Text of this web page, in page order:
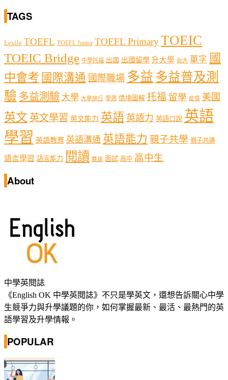
TAGS
Lexile TOEFL TOEFL Junior TOEFL PrimaryTOEIC
TOEIC Bridge 中學托福 出國 出國留學 升大學 台大 單字 國
中會考 國際溝通 國際職場 多益 多益普及測
驗 多益測驗 大學 大學排行 學測 情境圖解 托福 留學 疫情 美國
英文 英文學習 英文能力 英語 英語力 英語口說 英語
學習 英語教育 英語溝通 英語能力 親子共學 親子共讀
語言學習 語言能力 閱讀 雙語 面試 高中 高中生
About
中學英閱誌
《English OK 中學英閱誌》不只是學英文，還想告訴關心中學
生競爭力與升學議題的你，如何掌握最新、最活、最熱門的英
語學習及升學情報。
POPULAR